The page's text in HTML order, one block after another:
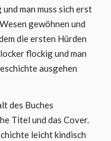
man muss sich erst
gewöhnen und
die ersten Hürden
flockig und man
ausgehen
des Buches
Titel und das Cover.
leicht kindisch